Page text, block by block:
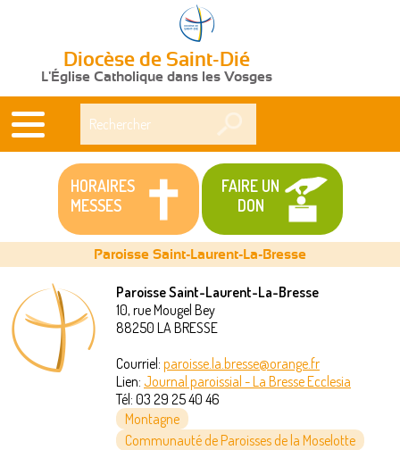
Diocèse de Saint-Dié
L'Église Catholique dans les Vosges
HORAIRES
MESSES
FAIRE UN
DON
Vous
êtes
Paroisse Saint-Laurent-La-Bresse
Paroisse Saint-Laurent-La-Bresse
10, rue Mougel Bey
88250 LA BRESSE
Courriel: paroisse.la.bresse@orange.fr
Lien: Journal paroissial - La Bresse Ecclesia
Tél: 03 29 25 40 46
Montagne
Communauté de Paroisses de la Moselotte